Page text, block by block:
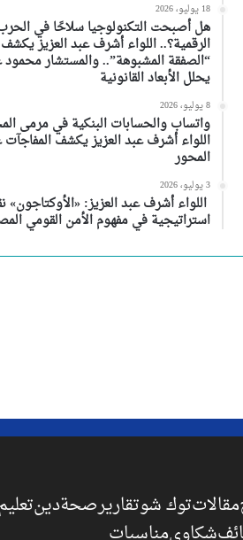
18 يوليو، 2026
هل أصبحت التكنولوجيا سلاحًا في
الرقمية؟.. اللواء أشرف عبد العزيز
“الصفقة المشبوهة”.. والمستشار محمود
يحلل الأبعاد القانونية
8 يوليو، 2026
واتساب والحسابات البنكية في مرمى
اللواء أشرف عبد العزيز يكشف المفاجآت
المحور
3 يوليو، 2026
اللواء أشرف عبد العزيز: «الأوكتاجون»
استراتيجية في مفهوم الأمن القومي
مقالاتتوك شوتقاريرصحةدين
شكاويمناسبات